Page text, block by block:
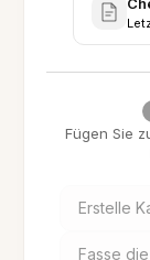
Fügen Sie
Erstelle
Fasse